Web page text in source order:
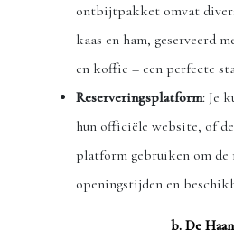
ontbijtpakket omvat
kaas en ham, geserveerd
en koffie – een perfecte
Reserveringsplatform: Je
hun officiële website, of
platform gebruiken om de
openingstijden en
b. De Haan